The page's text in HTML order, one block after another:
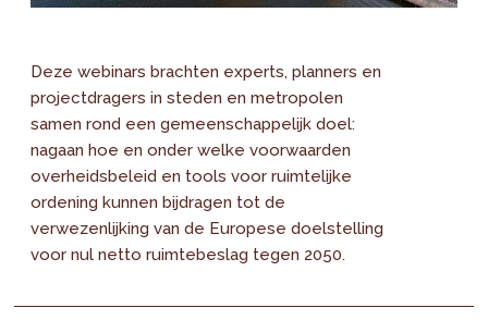
Deze webinars brachten experts, planners en
projectdragers in steden en metropolen
samen rond een gemeenschappelijk doel:
nagaan hoe en onder welke voorwaarden
overheidsbeleid en tools voor ruimtelijke
ordening kunnen bijdragen tot de
verwezenlijking van de Europese doelstelling
voor nul netto ruimtebeslag tegen 2050.